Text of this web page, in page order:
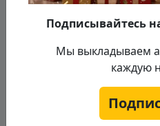
Подписывайтесь
Мы выкладываем
каждую